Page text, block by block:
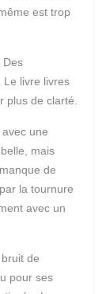
est trop
Des
Le livre livres
plus de clarté.
une
mais
de
la tournure
avec un
de
pour ses